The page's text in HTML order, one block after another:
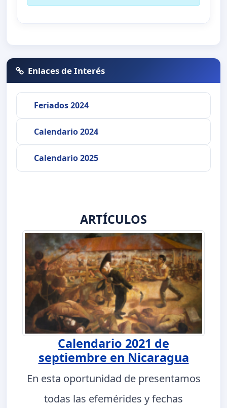
Enlaces de Interés
Feriados 2024
Calendario 2024
Calendario 2025
ARTÍCULOS
Calendario 2021 de
septiembre en Nicaragua
En esta oportunidad de presentamos
todas las efemérides y fechas